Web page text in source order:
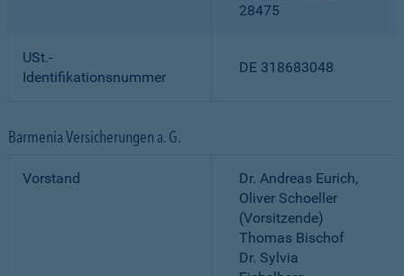
28475
USt.-
Identifikationsnummer
DE 318683048
Barmenia Versicherungen a. G.
Vorstand
Dr. Andreas Eurich,
Oliver Schoeller
(Vorsitzende)
Thomas Bischof
Dr. Sylvia